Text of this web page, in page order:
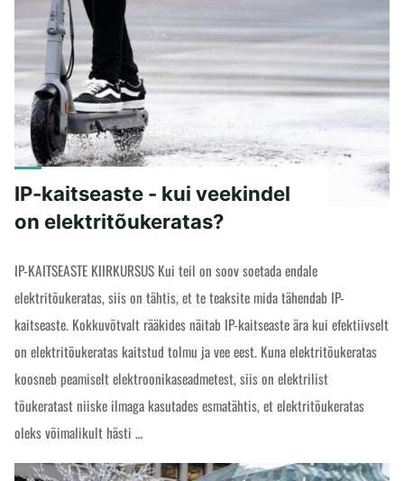
READ MORE"Kontroller
ja
elektritõukeratas
-
mis
on
kontroller?"
IP-kaitseaste - kui veekindel
on elektritõukeratas?
IP-KAITSEASTE KIIRKURSUS Kui teil on soov soetada endale
elektritõukeratas, siis on tähtis, et te teaksite mida tähendab IP-
kaitseaste. Kokkuvõtvalt rääkides näitab IP-kaitseaste ära kui efektiivselt
on elektritõukeratas kaitstud tolmu ja vee eest. Kuna elektritõukeratas
koosneb peamiselt elektroonikaseadmetest, siis on elektrilist
tõukeratast niiske ilmaga kasutades esmatähtis, et elektritõukeratas
oleks võimalikult hästi …